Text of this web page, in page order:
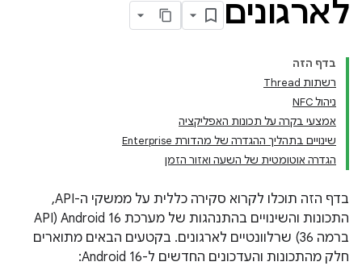
לארגונים
בדף הזה
רשתות Thread
ניהול NFC
אמצעי בקרה על תכונות האפליקציה
שינויים בתהליך ההגדרה של מהדורת Enterprise
הגדרה אוטומטית של השעה ואזור הזמן
בדף הזה תוכלו לקרוא סקירה כללית על ממשקי ה-API,
התכונות והשינויים בהתנהגות של מערכת Android 16 (API
ברמה 36) שרלוונטיים לארגונים. בקטעים הבאים מתוארים
חלק מהתכונות והעדכונים החדשים ל-Android 16: